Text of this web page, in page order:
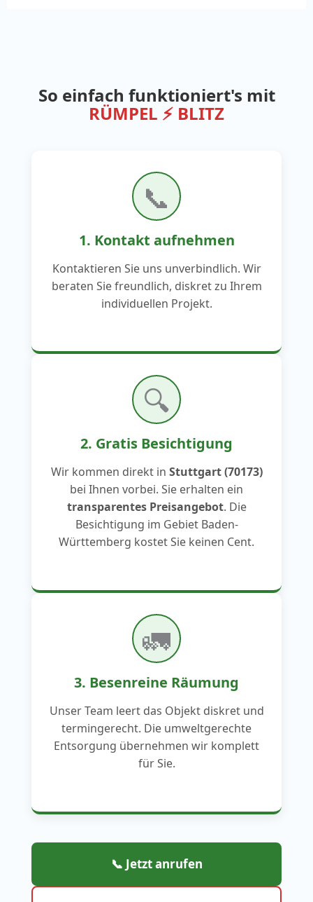
So einfach funktioniert's mit
RÜMPEL ⚡ BLITZ
📞
1. Kontakt aufnehmen
Kontaktieren Sie uns unverbindlich. Wir
beraten Sie freundlich, diskret zu Ihrem
individuellen Projekt.
🔍
2. Gratis Besichtigung
Wir kommen direkt in Stuttgart (70173)
bei Ihnen vorbei. Sie erhalten ein
transparentes Preisangebot. Die
Besichtigung im Gebiet Baden-
Württemberg kostet Sie keinen Cent.
🚛
3. Besenreine Räumung
Unser Team leert das Objekt diskret und
termingerecht. Die umweltgerechte
Entsorgung übernehmen wir komplett
für Sie.
📞 Jetzt anrufen